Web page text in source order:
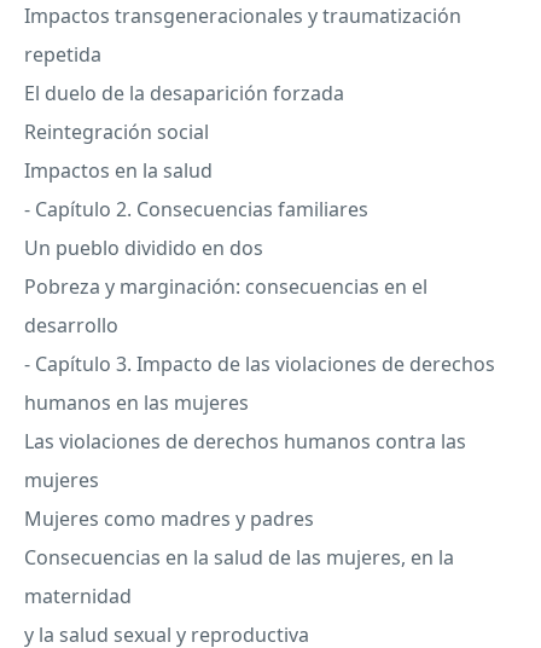
Impactos transgeneracionales y traumatización
repetida
El duelo de la desaparición forzada
Reintegración social
Impactos en la salud
- Capítulo 2. Consecuencias familiares
Un pueblo dividido en dos
Pobreza y marginación: consecuencias en el
desarrollo
- Capítulo 3. Impacto de las violaciones de derechos
humanos en las mujeres
Las violaciones de derechos humanos contra las
mujeres
Mujeres como madres y padres
Consecuencias en la salud de las mujeres, en la
maternidad
y la salud sexual y reproductiva